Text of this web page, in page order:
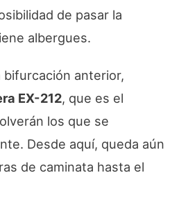
de pasar la
albergues.
anterior,
EX-212, que es el
los que se
Desde aquí, queda aún
de caminata hasta el